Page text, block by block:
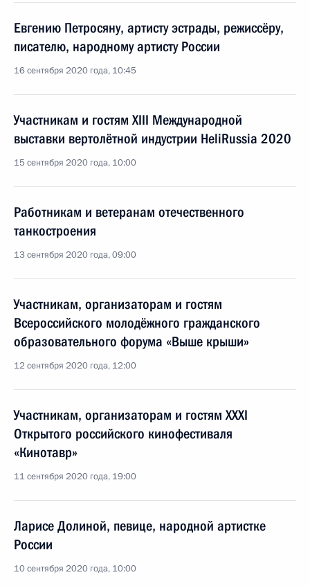
Евгению Петросяну, артисту эстрады, режиссёру,
писателю, народному артисту России
16 сентября 2020 года, 10:45
Участникам и гостям XIII Международной
выставки вертолётной индустрии HeliRussia 2020
15 сентября 2020 года, 10:00
Работникам и ветеранам отечественного
танкостроения
13 сентября 2020 года, 09:00
Участникам, организаторам и гостям
Всероссийского молодёжного гражданского
образовательного форума «Выше крыши»
12 сентября 2020 года, 12:00
Участникам, организаторам и гостям XXXI
Открытого российского кинофестиваля
«Кинотавр»
11 сентября 2020 года, 19:00
Ларисе Долиной, певице, народной артистке
России
10 сентября 2020 года, 10:00